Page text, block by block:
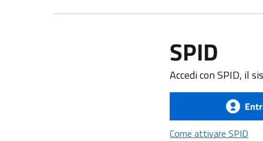
SPID
Accedi con SPID, il
Come attivare SPID